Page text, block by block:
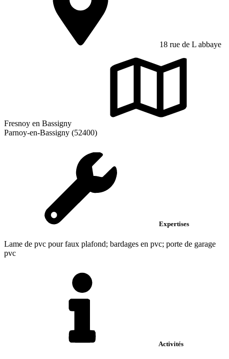
18 rue de L abbaye
Fresnoy en Bassigny
Parnoy-en-Bassigny (52400)
Expertises
Lame de pvc pour faux plafond; bardages en pvc; porte de garage
pvc
Activités